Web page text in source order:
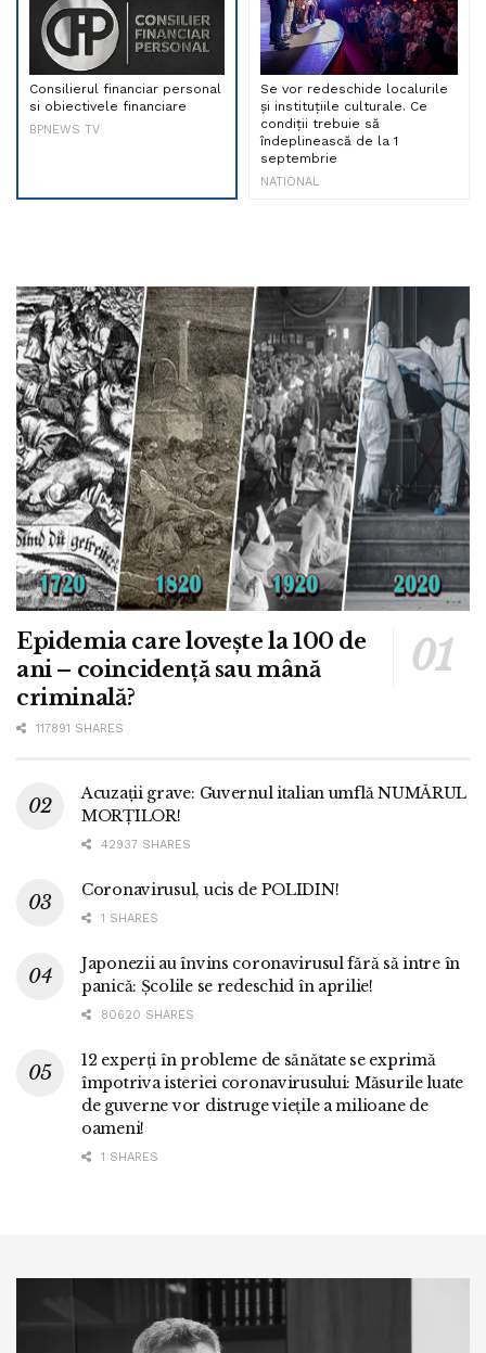
Consilierul financiar personal
si obiectivele financiare
BPNEWS TV
Se vor redeschide localurile
și instituțiile culturale. Ce
condiții trebuie să
îndeplinească de la 1
septembrie
NATIONAL
Epidemia care lovește la 100 de
ani – coincidență sau mână
criminală?
117891 SHARES
Acuzații grave: Guvernul italian umflă NUMĂRUL
MORȚILOR!
42937 SHARES
Coronavirusul, ucis de POLIDIN!
1 SHARES
Japonezii au învins coronavirusul fără să intre în
panică: Școlile se redeschid în aprilie!
80620 SHARES
12 experți în probleme de sănătate se exprimă
împotriva isteriei coronavirusului: Măsurile luate
de guverne vor distruge viețile a milioane de
oameni!
1 SHARES